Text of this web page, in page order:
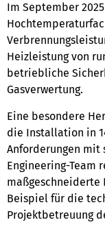
Im September
Heizleistung von
betriebliche
Gasverwertung.
Eine besondere
die Installation in
Anforderungen mit
Engineering-Team
maßgeschneiderte
Beispiel für die
Projektbetreuung